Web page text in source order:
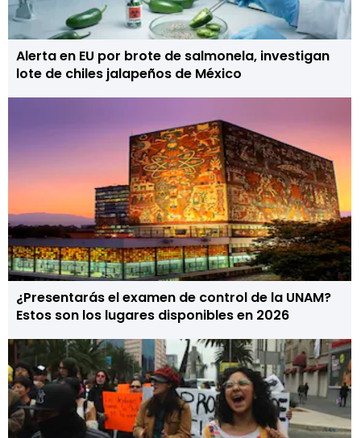
Alerta en EU por brote de salmonela, investigan
lote de chiles jalapeños de México
¿Presentarás el examen de control de la UNAM?
Estos son los lugares disponibles en 2026